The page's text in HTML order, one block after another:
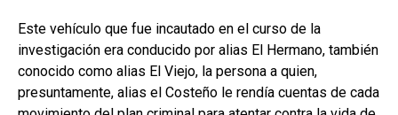
Este vehículo que fue incautado en el curso de la
investigación era conducido por alias El Hermano, también
conocido como alias El Viejo, la persona a quien,
presuntamente, alias el Costeño le rendía cuentas de cada